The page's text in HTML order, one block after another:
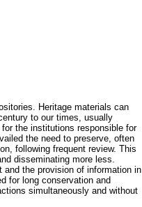
Heritage materials can
to our times, usually
the institutions responsible for
the need to preserve, often
following frequent review. This
disseminating more less.
the provision of information in
for long conservation and
simultaneously and without